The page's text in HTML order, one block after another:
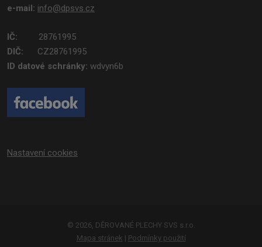
e-mail: info@dpsvs.cz
IČ: 28761995
DIČ: CZ28761995
ID datové schránky: wdvyn6b
Nastavení cookies
© 2026, DĚROVANÉ PLECHY SVS s.r.o.
Mapa stránek | Podmínky použití